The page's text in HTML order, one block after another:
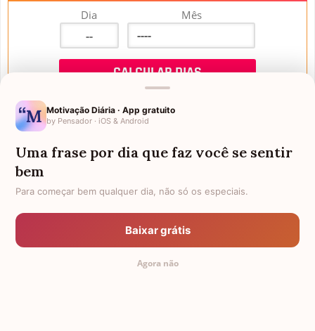
Dia Mês
Mensagens de Aniversário
FALTAM 3 DIAS PARA O MEU
ANIVERSÁRIO
Motivação Diária · App gratuito
by Pensador · iOS & Android
Uma frase por dia que faz você se sentir
bem
Para começar bem qualquer dia, não só os especiais.
Baixar grátis
Agora não